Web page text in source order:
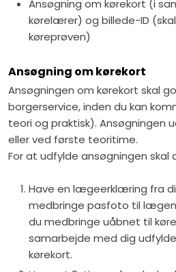
Ansøgning om kørekort (i
kørelærer) og billede-ID
køreprøven)
Ansøgning om kørekort
Ansøgningen om kørekort skal
borgerservice, inden du kan
teori og praktisk). Ansøgningen
eller ved første teoritime.
For at udfylde ansøgningen skal
Have en lægeerklæring fra
medbringe pasfoto til
du medbringe uåbnet til
samarbejde med dig
kørekort.